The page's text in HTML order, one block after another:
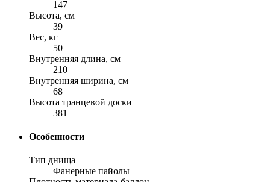
147
Высота, см
39
Вес, кг
50
Внутренняя длина, см
210
Внутренняя ширина, см
68
Высота транцевой доски
381
Особенности
Тип днища
Фанерные пайолы